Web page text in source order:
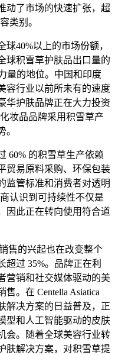
动了市场的快速扩张，超
类别。
40%以上的市场份额，
球积雪草护肤品出口量的
量的地位。中国和印度
容行业以前所未有的速度
华护肤品牌正在大力投资
妆品品牌采用积雪草产
。
60% 的积雪草生产依赖
贸易原料采购、环保包装
监管标准和消费者对透明
认识到可持续性不仅是
因此正在转向使用符合道
售的兴起也在改变整个
过 35%。品牌正在利
营销和社交媒体驱动的美
。在 Centella Asiatica
解决方案的日益普及，正
型和人工智能驱动的皮肤
会。随着全球美容行业转
肤解决方案，对积雪草提